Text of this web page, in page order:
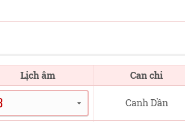
Lịch âm Can chi
Canh Dần